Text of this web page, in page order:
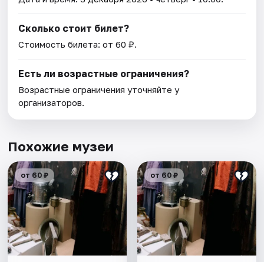
Сколько стоит билет?
Стоимость билета: от 60 ₽.
Есть ли возрастные ограничения?
Возрастные ограничения уточняйте у
организаторов.
Похожие музеи
от 60 ₽ от 60 ₽